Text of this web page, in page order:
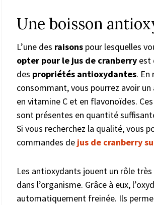
Une boisson
L’une des raisons pour lesquelles
opter pour le jus de cranberry est
des propriétés antioxydantes. En
consommant, vous pourrez avoir
en vitamine C et en flavonoïdes.
sont présentes en quantité
Si vous recherchez la qualité, vous
commandes de jus de cranberry
Les antioxydants jouent un rôle
dans l’organisme. Grâce à eux,
automatiquement freinée. Ils